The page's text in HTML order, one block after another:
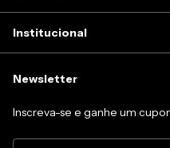
Institucional
Newsletter
Inscreva-se e ganhe um